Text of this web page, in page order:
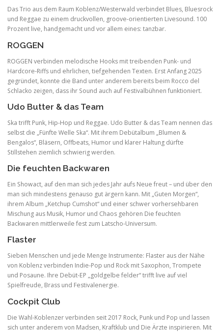
Das Trio aus dem Raum Koblenz/Westerwald verbindet Blues, Bluesrock
und Reggae zu einem druckvollen, groove-orientierten Livesound. 100
Prozent live, handgemacht und vor allem eines: tanzbar.
ROGGEN
ROGGEN verbinden melodische Hooks mit treibenden Punk- und
Hardcore-Riffs und ehrlichen, tiefgehenden Texten. Erst Anfang 2025
gegründet, konnte die Band unter anderem bereits beim Rocco del
Schlacko zeigen, dass ihr Sound auch auf Festivalbühnen funktioniert.
Udo Butter & das Team
Ska trifft Punk, Hip-Hop und Reggae. Udo Butter & das Team nennen das
selbst die „Fünfte Welle Ska“. Mit ihrem Debütalbum „Blumen &
Bengalos“, Bläsern, Offbeats, Humor und klarer Haltung dürfte
Stillstehen ziemlich schwierig werden.
Die feuchten Backwaren
Ein Showact, auf den man sich jedes Jahr aufs Neue freut – und über den
man sich mindestens genauso gut ärgern kann. Mit „Guten Morgen“,
ihrem Album „Ketchup Cumshot“ und einer schwer vorhersehbaren
Mischung aus Musik, Humor und Chaos gehören Die feuchten
Backwaren mittlerweile fest zum Latscho-Universum.
Flaster
Sieben Menschen und jede Menge Instrumente: Flaster aus der Nähe
von Koblenz verbinden Indie-Pop und Rock mit Saxophon, Trompete
und Posaune. Ihre Debüt-EP „goldgelbe felder“ trifft live auf viel
Spielfreude, Brass und Festivalenergie.
Cockpit Club
Die Wahl-Koblenzer verbinden seit 2017 Rock, Punk und Pop und lassen
sich unter anderem von Madsen, Kraftklub und Die Ärzte inspirieren. Mit